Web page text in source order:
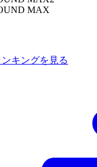
MAX
キングを見る